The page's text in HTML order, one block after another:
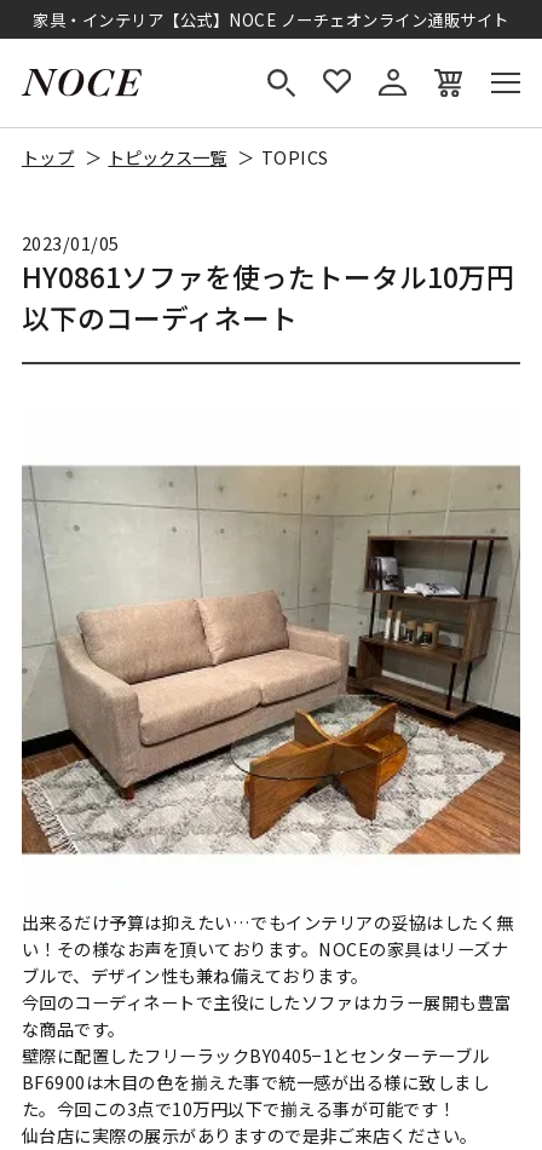
家具・インテリア【公式】NOCE ノーチェオンライン通販サイト
トップ トピックス一覧 TOPICS
2023/01/05
HY0861ソファを使ったトータル10万円
以下のコーディネート
出来るだけ予算は抑えたい…でもインテリアの妥協はしたく無
い！その様なお声を頂いております。NOCEの家具はリーズナ
ブルで、デザイン性も兼ね備えております。
今回のコーディネートで主役にしたソファはカラー展開も豊富
な商品です。
壁際に配置したフリーラックBY0405−1とセンターテーブル
BF6900は木目の色を揃えた事で統一感が出る様に致しまし
た。今回この3点で10万円以下で揃える事が可能です！
仙台店に実際の展示がありますので是非ご来店ください。